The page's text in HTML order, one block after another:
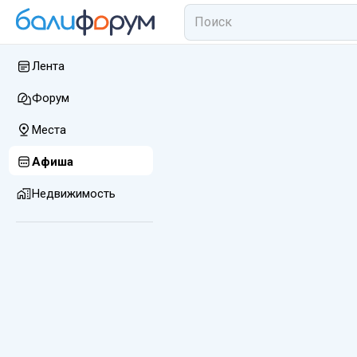
Лента
Форум
Места
Афиша
Недвижимость